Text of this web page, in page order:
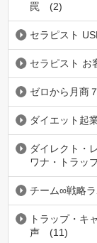
罠
(2)
セラピスト
セラピスト お
ゼロから月商
ダイエット起
ダイレクト・
ワナ・トラッ
チーム∞戦略
トラップ・キ
声
(11)